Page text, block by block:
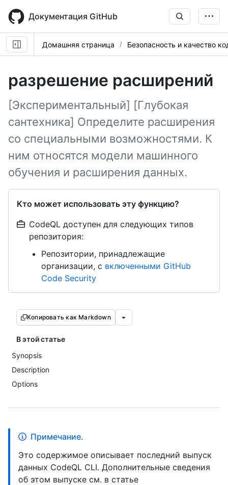
main
content
Документация GitHub
Домашняя страница Безопасность и качество
разрешение расширений
[Экспериментальный] [Глубокая
сантехника] Определите расширения
со специальными возможностями. К
ним относятся модели машинного
обучения и расширения данных.
Кто может использовать эту функцию?
CodeQL доступен для следующих типов
репозитория:
Репозитории, принадлежащие
организации, с включенными GitHub
Code Security
Копировать как Markdown
В этой статье
Synopsis
Description
Options
Примечание.
Это содержимое описывает последний выпуск
данных CodeQL CLI. Дополнительные сведения
об этом выпуске см. в статье